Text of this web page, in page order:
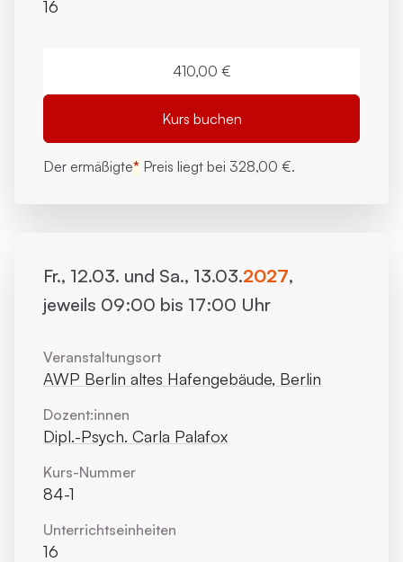
16
410,00 €
Kurs buchen
Der ermäßigte* Preis liegt bei 328,00 €.
Fr., 12.03. und Sa., 13.03.2027,
jeweils 09:00 bis 17:00 Uhr
Veranstaltungsort
AWP Berlin altes Hafengebäude, Berlin
Dozent:innen
Dipl.-Psych. Carla Palafox
Kurs-Nummer
84-1
Unterrichts­einheiten
16